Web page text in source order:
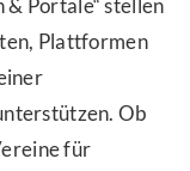
Portale“ stellen
Plattformen
Ob
für